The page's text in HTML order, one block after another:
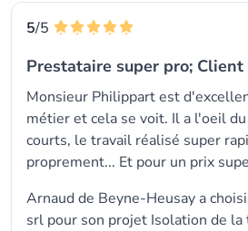
5/5
Prestataire super pro; Client
Monsieur Philippart est
métier et cela se voit. Il a l'oeil
courts, le travail réalisé super
proprement... Et pour un prix
Arnaud de Beyne-Heusay a choisi
srl pour son projet Isolation de